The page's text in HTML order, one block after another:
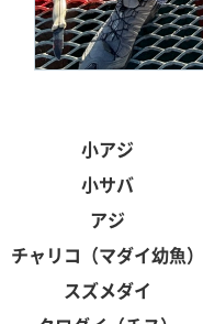
小アジ
小サバ
アジ
チャリコ（マダイ幼魚）
スズメダイ